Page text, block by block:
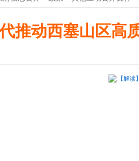
推动西塞山区高
【解